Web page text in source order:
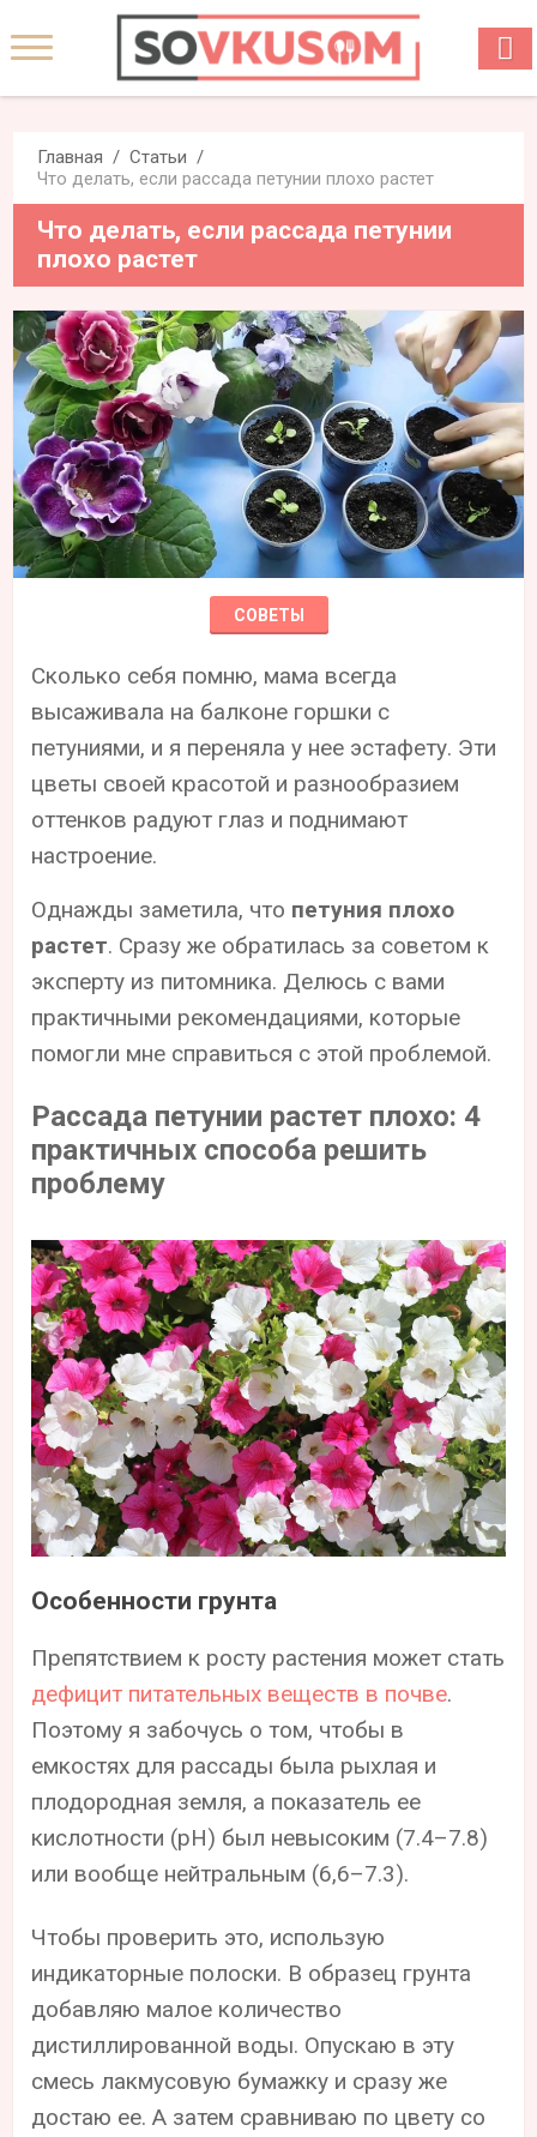
Главная
Статьи
Что делать, если рассада петунии плохо растет
Что делать, если рассада петунии
плохо растет
СОВЕТЫ
Сколько себя помню, мама всегда
высаживала на балконе горшки с
петуниями, и я переняла у нее эстафету. Эти
цветы своей красотой и разнообразием
оттенков радуют глаз и поднимают
настроение.
Однажды заметила, что петуния плохо
растет. Сразу же обратилась за советом к
эксперту из питомника. Делюсь с вами
практичными рекомендациями, которые
помогли мне справиться с этой проблемой.
Рассада петунии растет плохо: 4
практичных способа решить
проблему
Особенности грунта
Препятствием к росту растения может стать
дефицит питательных веществ в почве.
Поэтому я забочусь о том, чтобы в
емкостях для рассады была рыхлая и
плодородная земля, а показатель ее
кислотности (pH) был невысоким (7.4–7.8)
или вообще нейтральным (6,6–7.3).
Чтобы проверить это, использую
индикаторные полоски. В образец грунта
добавляю малое количество
дистиллированной воды. Опускаю в эту
смесь лакмусовую бумажку и сразу же
достаю ее. А затем сравниваю по цвету со